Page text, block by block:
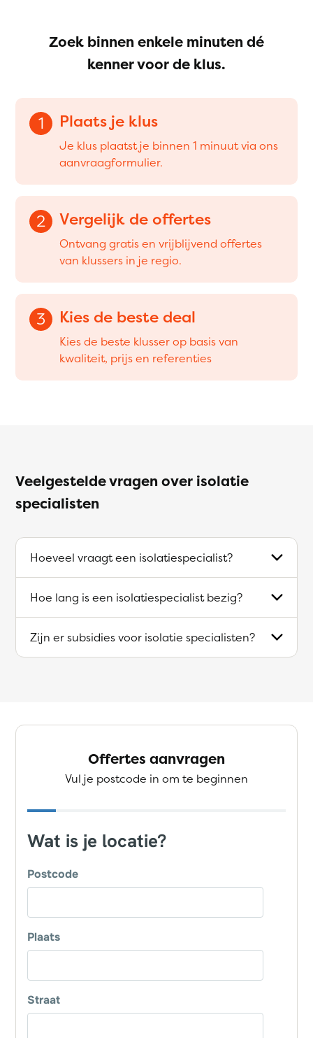
Zoek binnen enkele minuten dé
kenner voor de klus.
1 Plaats je klus
Je klus plaatst je binnen 1 minuut via ons
aanvraagformulier.
2 Vergelijk de offertes
Ontvang gratis en vrijblijvend offertes
van klussers in je regio.
3 Kies de beste deal
Kies de beste klusser op basis van
kwaliteit, prijs en referenties
Veelgestelde vragen over isolatie
specialisten
Hoeveel vraagt een isolatiespecialist?
Hoe lang is een isolatiespecialist bezig?
Zijn er subsidies voor isolatie specialisten?
Offertes aanvragen
Vul je postcode in om te beginnen